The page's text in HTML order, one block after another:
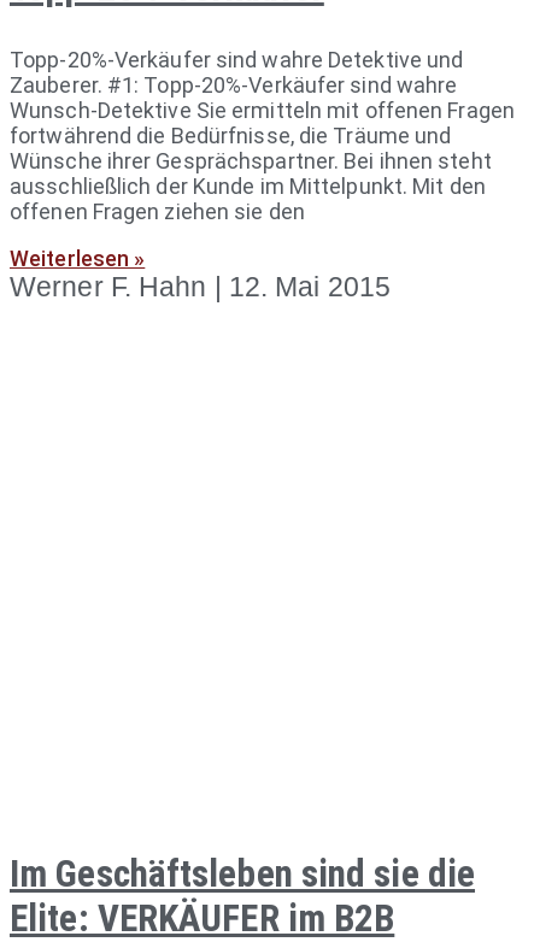
Topp-20%-Verkäufer sind wahre Detektive und
Zauberer. #1: Topp-20%-Verkäufer sind wahre
Wunsch-Detektive Sie ermitteln mit offenen Fragen
fortwährend die Bedürfnisse, die Träume und
Wünsche ihrer Gesprächspartner. Bei ihnen steht
ausschließlich der Kunde im Mittelpunkt. Mit den
offenen Fragen ziehen sie den
Weiterlesen »
Werner F. Hahn 12. Mai 2015
Im Geschäftsleben sind sie die
Elite: VERKÄUFER im B2B